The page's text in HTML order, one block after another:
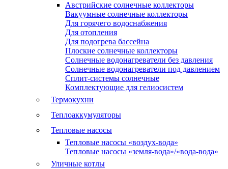
Австрийские солнечные коллекторы
Вакуумные солнечные коллекторы
Для горячего водоснабжения
Для отопления
Для подогрева бассейна
Плоские солнечные коллекторы
Солнечные водонагреватели без давления
Солнечные водонагреватели под давлением
Сплит-системы солнечные
Комплектующие для гелиосистем
Термокухни
Теплоаккумуляторы
Тепловые насосы
Тепловые насосы «воздух-вода»
Тепловые насосы «земля-вода»/«вода-вода»
Уличные котлы